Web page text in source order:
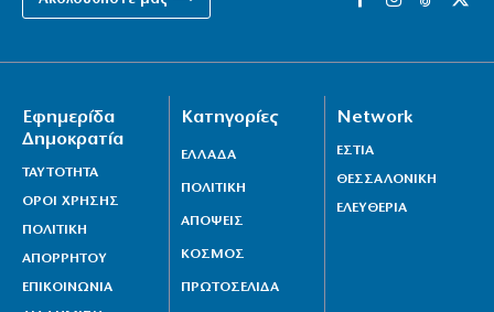
Εφημερίδα
Δημοκρατία
ΤΑΥΤΟΤΗΤΑ
ΟΡΟΙ ΧΡΗΣΗΣ
ΠΟΛΙΤΙΚΗ
ΑΠΟΡΡΗΤΟΥ
ΕΠΙΚΟΙΝΩΝΙΑ
Κατηγορίες
ΕΛΛΑΔΑ
ΠΟΛΙΤΙΚΗ
ΑΠΟΨΕΙΣ
ΚΟΣΜΟΣ
ΠΡΩΤΟΣΕΛΙΔΑ
Network
ΕΣΤΙΑ
ΘΕΣΣΑΛΟΝΙΚΗ
ΕΛΕΥΘΕΡΙΑ